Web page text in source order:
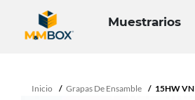
Muestrarios
Inicio Grapas De Ensamble 15HW VN